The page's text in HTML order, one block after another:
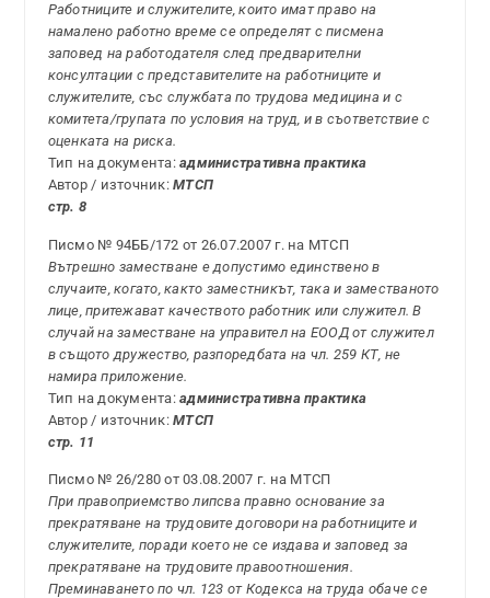
Работниците и служителите, които имат право на
намалено работно време се определят с писмена
заповед на работодателя след предварителни
консултации с представителите на работниците и
служителите, със службата по трудова медицина и с
комитета/групата по условия на труд, и в съответствие с
оценката на риска.
Тип на документа:административна практика
Автор / източник:МТСП
стр. 8
Писмо № 94ББ/172 от 26.07.2007 г. на МТСП
Вътрешно заместване е допустимо единствено в
случаите, когато, както заместникът, така и заместваното
лице, притежават качеството работник или служител. В
случай на заместване на управител на ЕООД от служител
в същото дружество, разпоредбата на чл. 259 КТ, не
намира приложение.
Тип на документа:административна практика
Автор / източник:МТСП
стр. 11
Писмо № 26/280 от 03.08.2007 г. на МТСП
При правоприемство липсва правно основание за
прекратяване на трудовите договори на работниците и
служителите, поради което не се издава и заповед за
прекратяване на трудовите правоотношения.
Преминаването по чл. 123 от Кодекса на труда обаче се